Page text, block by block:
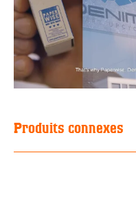
Produits connexes